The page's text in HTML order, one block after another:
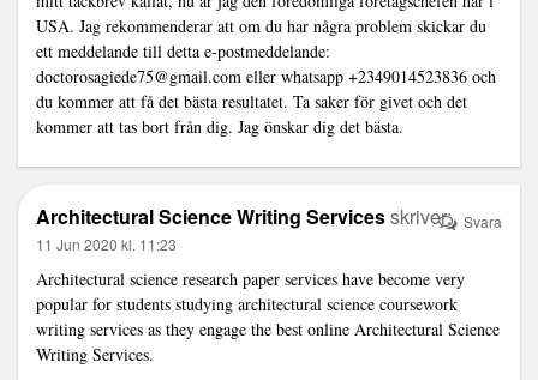
USA. Jag rekommenderar att om du har några problem skickar du
ett meddelande till detta e-postmeddelande:
doctorosagiede75@gmail.com eller whatsapp +2349014523836 och
du kommer att få det bästa resultatet. Ta saker för givet och det
kommer att tas bort från dig. Jag önskar dig det bästa.
Architectural Science Writing Servicesskriver:
11 Jun 2020 kl. 11:23
Architectural science research paper services have become very
popular for students studying architectural science coursework
writing services as they engage the best online Architectural Science
Writing Services.
Svara